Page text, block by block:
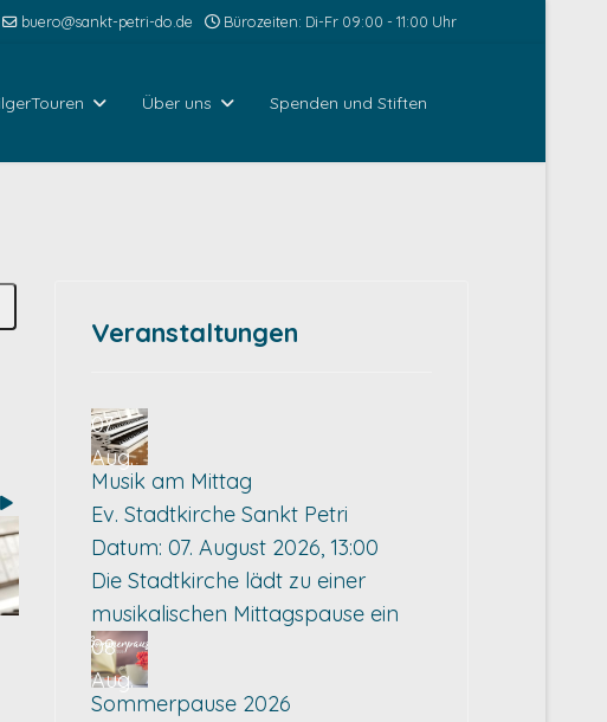
buero@sankt-petri-do.de Bürozeiten: Di-Fr 09:00 - 11:00 Uhr
Über uns Spenden und Stiften
Veranstaltungen
07
Aug.
Musik am Mittag
Ev. Stadtkirche Sankt Petri
Datum: 07. August 2026, 13:00
Die Stadtkirche lädt zu einer
musikalischen Mittagspause ein
08
Aug.
Sommerpause 2026